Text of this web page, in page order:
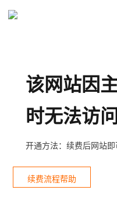
该网站因
时无法访
开通方法：续费后网站
续费流程帮助